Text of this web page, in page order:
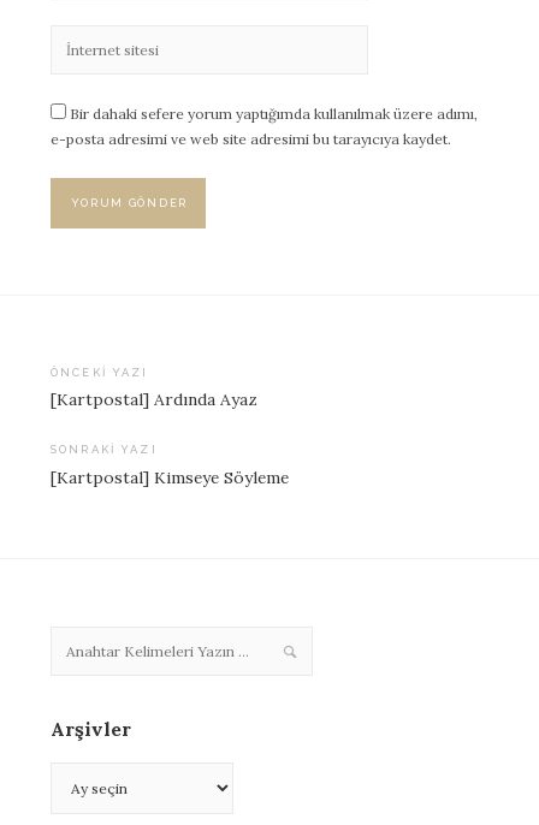
Bir dahaki sefere yorum yaptığımda kullanılmak üzere adımı,
e-posta adresimi ve web site adresimi bu tarayıcıya kaydet.
Yazı
dolaşımı
ÖNCEKI YAZI
[Kartpostal] Ardında Ayaz
SONRAKI YAZI
[Kartpostal] Kimseye Söyleme
Arşivler